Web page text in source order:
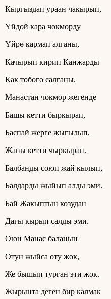
Кыргыздап ураан чакырып,
Үйдөй кара чокморду
Үйрө кармап алганы,
Качырып кирип Канжарды
Как төбөгө салганы.
Манастан чокмор жегенде
Башы кетти быркырап,
Баспай жерге жыгылып,
Жаны кетти чыркырап.
Балбанды союп жай кылып,
Балдарды жыйып алды эми.
Бай Жакыптын козудан
Дагы кырып салды эми.
Оюн Манас баланын
Отун жыйса оту жок,
Же бышып турган эти жок.
Жырынта деген бир калмак